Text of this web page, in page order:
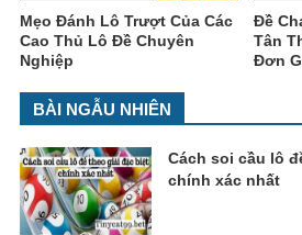
Mẹo Đánh Lô Trượt Của Các
Cao Thủ Lô Đề Chuyên
Nghiệp
Đề
Tân
Đơn
BÀI NGẪU NHIÊN
Cách soi cầu lô
chính xác nhất